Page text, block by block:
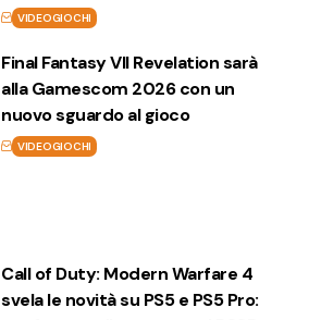
VIDEOGIOCHI
Final Fantasy VII Revelation sarà
alla Gamescom 2026 con un
nuovo sguardo al gioco
VIDEOGIOCHI
Call of Duty: Modern Warfare 4
svela le novità su PS5 e PS5 Pro: